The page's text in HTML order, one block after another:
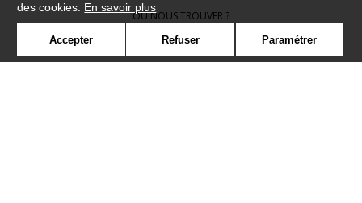
OÙ NOUS TROUVER ?
CONTRACT
des cookies. En savoir plus
Accepter Refuser Paramétrer